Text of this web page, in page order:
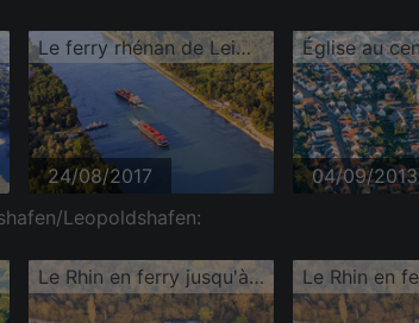
Le ferry rhénan de Leimersheim attend deux cargos sur le Rhin.
24/08/2017 04/09/2013
Leopoldshafen:
Le Rhin en ferry jusqu'à Leimersheim